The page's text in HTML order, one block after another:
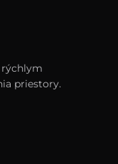
rýchlym
priestory.